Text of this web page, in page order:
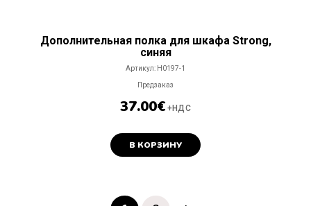
Дополнительная полка для шкафа Strong,
синяя
Артикул: H0197-1
Предзаказ
37.00€ +НДС
В КОРЗИНУ